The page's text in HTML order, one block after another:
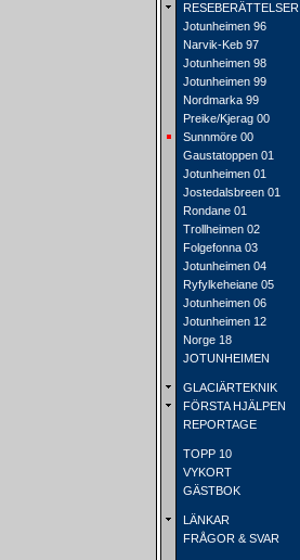
RESEBERÄTTELSER
Jotunheimen 96
Narvik-Keb 97
Jotunheimen 98
Jotunheimen 99
Nordmarka 99
Preike/Kjerag 00
Sunnmöre 00
Gaustatoppen 01
Jotunheimen 01
Jostedalsbreen 01
Rondane 01
Trollheimen 02
Folgefonna 03
Jotunheimen 04
Ryfylkeheiane 05
Jotunheimen 06
Jotunheimen 12
Norge 18
JOTUNHEIMEN
GLACIÄRTEKNIK
FÖRSTA HJÄLPEN
REPORTAGE
TOPP 10
VYKORT
GÄSTBOK
LÄNKAR
FRÅGOR & SVAR